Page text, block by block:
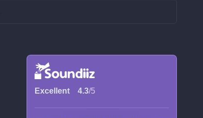
Excellent 4.3/5